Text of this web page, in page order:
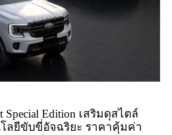
Special Edition เสริมดุสไตล์
ลยีขับขี่อัจฉริยะ ราคาคุ้มค่า